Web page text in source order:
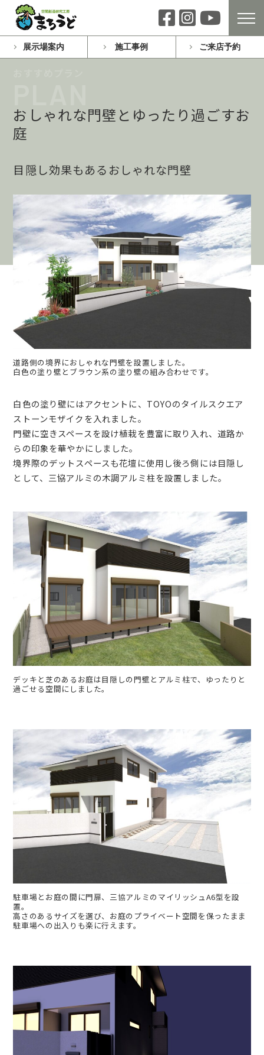
展示場案内 施工事例 ご来店予約
おしゃれな門壁とゆったり過ごすお
庭
目隠し効果もあるおしゃれな門壁
道路側の境界におしゃれな門壁を設置しました。
白色の塗り壁とブラウン系の塗り壁の組み合わせです。
白色の塗り壁にはアクセントに、TOYOのタイルスクエア
ストーンモザイクを入れました。
門壁に空きスペースを設け植栽を豊富に取り入れ、道路か
らの印象を華やかにしました。
境界際のデットスペースも花壇に使用し後ろ側には目隠し
として、三協アルミの木調アルミ柱を設置しました。
デッキと芝のあるお庭は目隠しの門壁とアルミ柱で、ゆったりと
過ごせる空間にしました。
駐車場とお庭の間に門扉、三協アルミのマイリッシュA6型を設
置。
高さのあるサイズを選び、お庭のプライベート空間を保ったまま
駐車場への出入りも楽に行えます。